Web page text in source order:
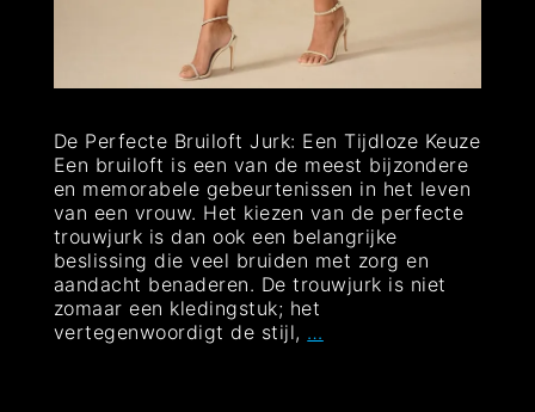
De Perfecte Bruiloft Jurk: Een Tijdloze Keuze
Een bruiloft is een van de meest bijzondere
en memorabele gebeurtenissen in het leven
van een vrouw. Het kiezen van de perfecte
trouwjurk is dan ook een belangrijke
beslissing die veel bruiden met zorg en
aandacht benaderen. De trouwjurk is niet
zomaar een kledingstuk; het
vertegenwoordigt de stijl, …